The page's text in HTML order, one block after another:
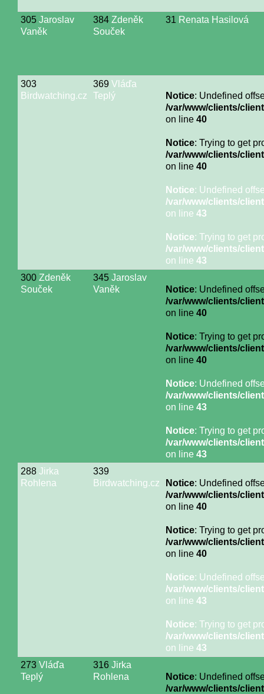
305 Jaroslav
Vaněk
384 Zdeněk
Souček
31 Renata Hasilová
303
Birdwatching.cz
369 Vláďa
Teplý
Notice: Undefined
/var/www/clients/
on line 40
Notice: Trying to get
/var/www/clients/
on line 40
Notice: Undefined
/var/www/clients/
on line 43
Notice: Trying to get
/var/www/clients/
on line 43
300 Zdeněk
Souček
345 Jaroslav
Vaněk
Notice: Undefined
/var/www/clients/
on line 40
Notice: Trying to get
/var/www/clients/
on line 40
Notice: Undefined
/var/www/clients/
on line 43
Notice: Trying to get
/var/www/clients/
on line 43
288 Jirka
Rohlena
339
Birdwatching.cz
Notice: Undefined
/var/www/clients/
on line 40
Notice: Trying to get
/var/www/clients/
on line 40
Notice: Undefined
/var/www/clients/
on line 43
Notice: Trying to get
/var/www/clients/
on line 43
273 Vláďa
Teplý
316 Jirka
Rohlena
Notice: Undefined
/var/www/clients/